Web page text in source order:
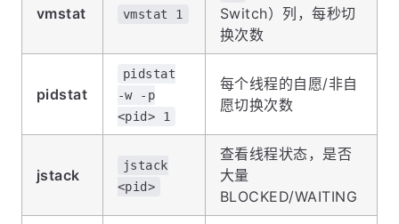
vmstat vmstat 1
Switch）列，每秒切
换次数
pidstat
pidstat
-w -p
<pid> 1
每个线程的自愿/非自
愿切换次数
jstack
jstack
<pid>
查看线程状态，是否
大量
BLOCKED/WAITING